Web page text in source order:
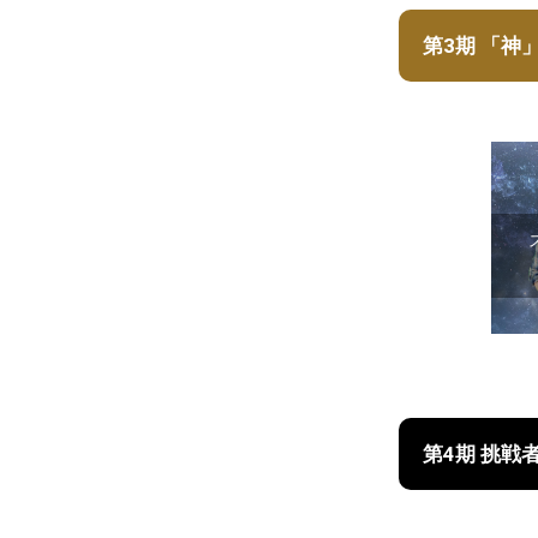
第3期 「神
第4期 挑戦